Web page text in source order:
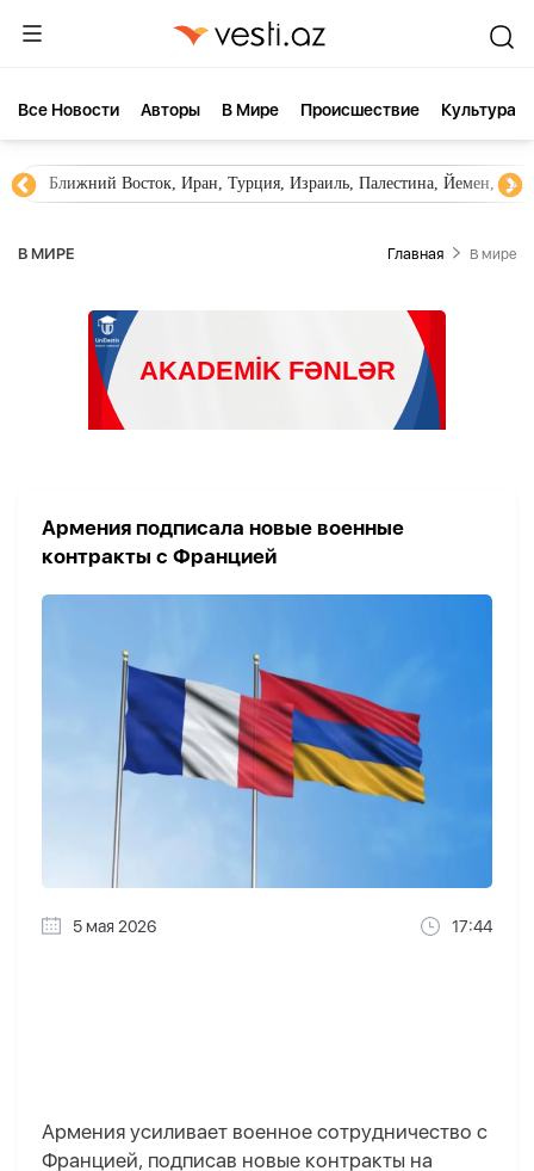
Все Новости Aвторы В Мире Происшествие Культура
Ближний Восток, Иран, Турция, Израиль, Палестина, Йемен,
В МИРЕ Главная В мире
Армения подписала новые военные
контракты с Францией
5 мая 2026 17:44
Армения усиливает военное сотрудничество с
Францией, подписав новые контракты на